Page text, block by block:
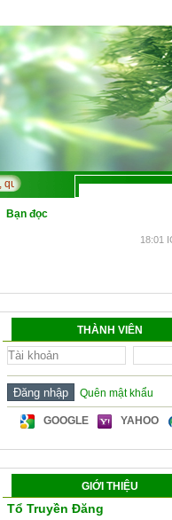
Bồ Đề một đêm mà chín. Phúc
Bạn đọc
18:01
THÀNH VIÊN
Quên mật khẩu
GOOGLE YAHOO
GIỚI THIỆU
Tổ Truyền Đăng